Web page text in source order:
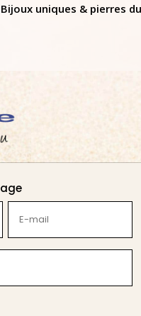
Bijoux uniques & pierres
mail
(Nécessaire)